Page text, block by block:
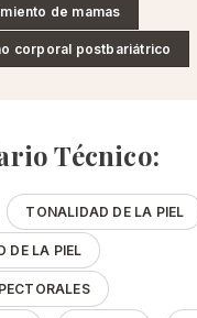
de mamas
corporal postbariátrico
Técnico:
TONALIDAD DE LA PIEL
DE LA PIEL